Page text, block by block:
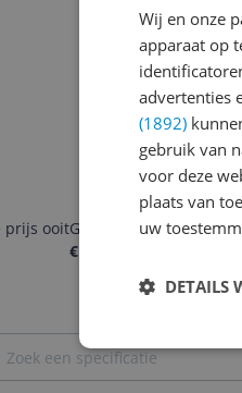
prijs ooitGoedkoopste nu
€ 13,50
Wij en onze
apparaat op
advertenties
(1892)
gebruik van
voor deze
plaats van
uw
DETAILS